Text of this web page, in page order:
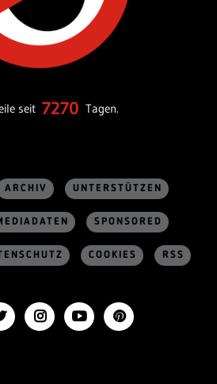
seit 7270 Tagen.
ARCHIV UNTERSTÜTZEN
SPONSORED
COOKIES RSS